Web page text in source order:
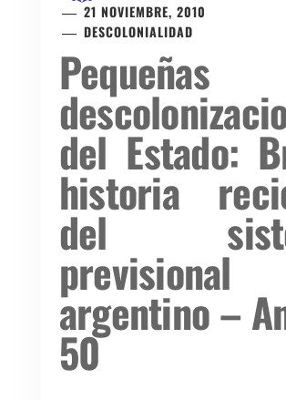
21 NOVIEMBRE, 2010
DESCOLONIALIDAD
Pequeñas
del Estado:
historia
del
previsional
argentino –
50